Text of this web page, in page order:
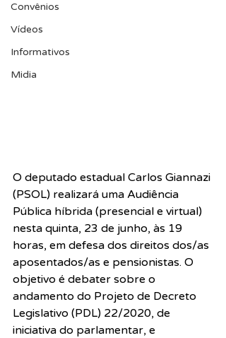
Convênios
Vídeos
Informativos
Midia
O deputado estadual Carlos Giannazi
(PSOL) realizará uma Audiência
Pública híbrida (presencial e virtual)
nesta quinta, 23 de junho, às 19
horas, em defesa dos direitos dos/as
aposentados/as e pensionistas. O
objetivo é debater sobre o
andamento do Projeto de Decreto
Legislativo (PDL) 22/2020, de
iniciativa do parlamentar, e